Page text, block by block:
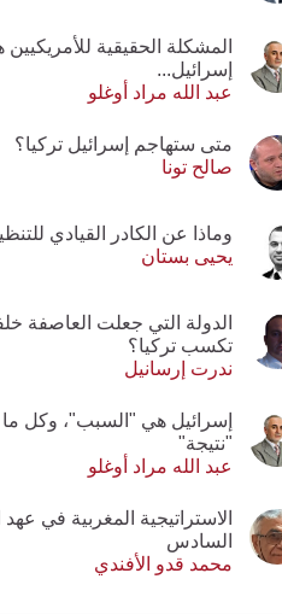
المشكلة الحقيقية
إسرائيل...
عبد الله مراد أوغلو
متى ستهاجم إسرائيل تركيا؟
صالح تونا
وماذا عن الكادر القيادي
يحيى بستان
الدولة التي جعلت العاصفة
تكسب تركيا؟
ندرت إرسانيل
إسرائيل هي "السبب"، وكل ما
"نتيجة"
عبد الله مراد أوغلو
الاستراتيجية المغربية في
السادس
محمد قدو الأفندي